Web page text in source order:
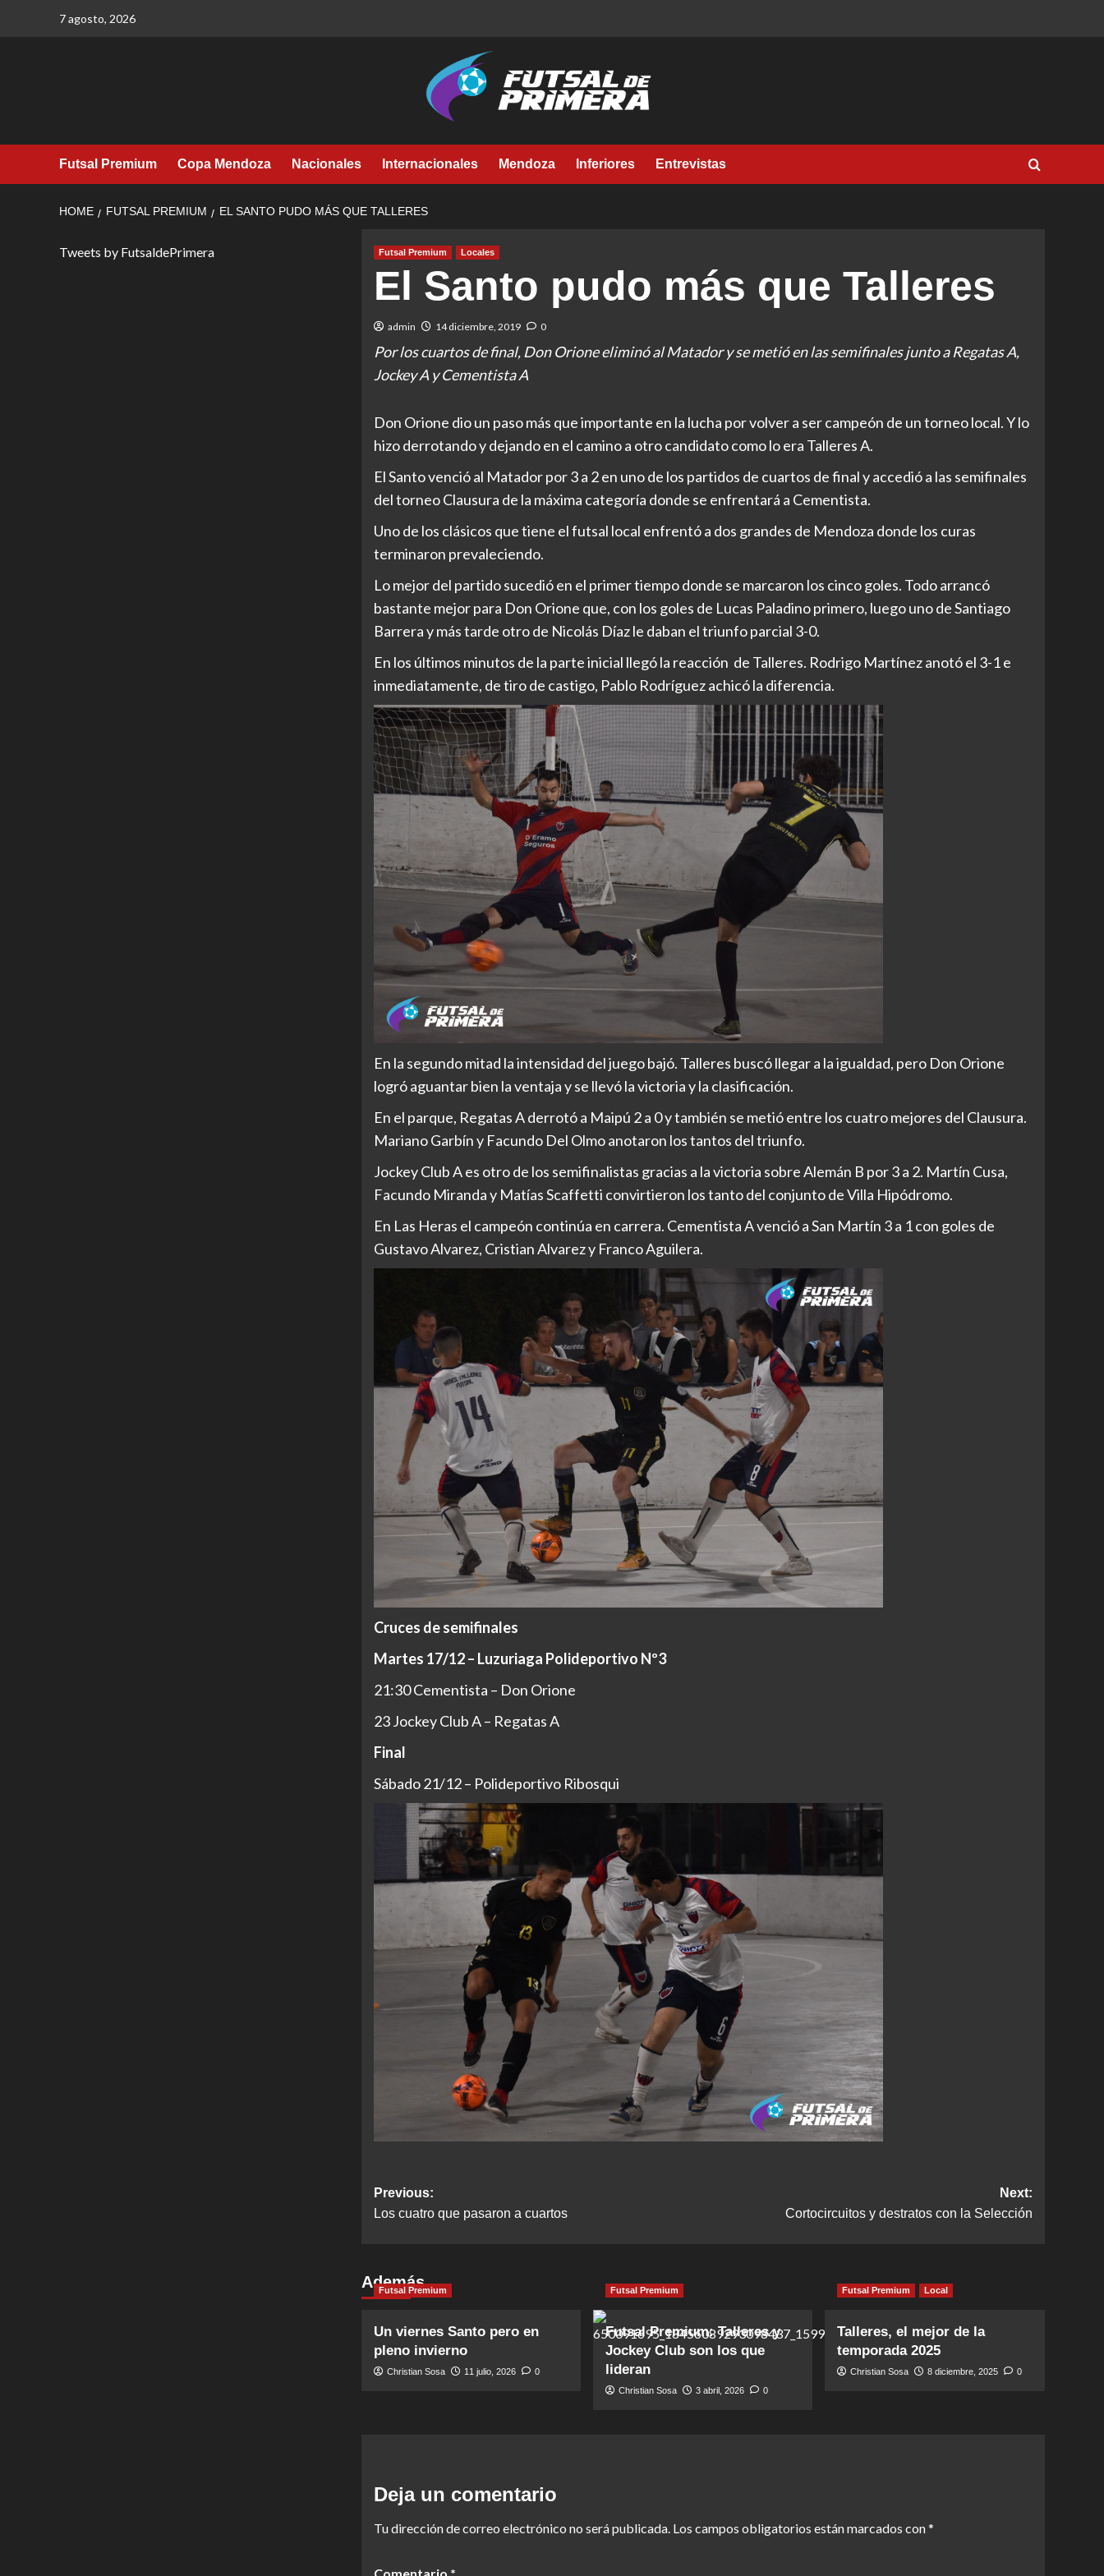
7 agosto, 2026
Futsal Premium Copa Mendoza Nacionales Internacionales Mendoza Inferiores Entrevistas
HOME FUTSAL PREMIUM EL SANTO PUDO MÁS QUE TALLERES
Futsal Premium Locales
El Santo pudo más que Talleres
admin 14 diciembre, 2019 0
Por los cuartos de final, Don Orione eliminó al Matador y se metió en las semifinales junto a Regatas A,
Jockey A y Cementista A
Don Orione dio un paso más que importante en la lucha por volver a ser campeón de un torneo local. Y lo
hizo derrotando y dejando en el camino a otro candidato como lo era Talleres A.
El Santo venció al Matador por 3 a 2 en uno de los partidos de cuartos de final y accedió a las semifinales
del torneo Clausura de la máxima categoría donde se enfrentará a Cementista.
Uno de los clásicos que tiene el futsal local enfrentó a dos grandes de Mendoza donde los curas
terminaron prevaleciendo.
Lo mejor del partido sucedió en el primer tiempo donde se marcaron los cinco goles. Todo arrancó
bastante mejor para Don Orione que, con los goles de Lucas Paladino primero, luego uno de Santiago
Barrera y más tarde otro de Nicolás Díaz le daban el triunfo parcial 3-0.
En los últimos minutos de la parte inicial llegó la reacción de Talleres. Rodrigo Martínez anotó el 3-1 e
inmediatamente, de tiro de castigo, Pablo Rodríguez achicó la diferencia.
En la segundo mitad la intensidad del juego bajó. Talleres buscó llegar a la igualdad, pero Don Orione
logró aguantar bien la ventaja y se llevó la victoria y la clasificación.
En el parque, Regatas A derrotó a Maipú 2 a 0 y también se metió entre los cuatro mejores del Clausura.
Mariano Garbín y Facundo Del Olmo anotaron los tantos del triunfo.
Jockey Club A es otro de los semifinalistas gracias a la victoria sobre Alemán B por 3 a 2. Martín Cusa,
Facundo Miranda y Matías Scaffetti convirtieron los tanto del conjunto de Villa Hipódromo.
En Las Heras el campeón continúa en carrera. Cementista A venció a San Martín 3 a 1 con goles de
Gustavo Alvarez, Cristian Alvarez y Franco Aguilera.
Cruces de semifinales
Martes 17/12 – Luzuriaga Polideportivo Nº3
21:30 Cementista – Don Orione
23 Jockey Club A – Regatas A
Final
Sábado 21/12 – Polideportivo Ribosqui
Post
navigation
Previous:
Los cuatro que pasaron a cuartos
Next:
Cortocircuitos y destratos con la Selección
Además
Futsal Premium
Un viernes Santo pero en
pleno invierno
Christian Sosa 11 julio, 2026 0
Futsal Premium
Futsal Premium: Talleres y
Jockey Club son los que
lideran
Christian Sosa 3 abril, 2026 0
Futsal Premium Local
Talleres, el mejor de la
temporada 2025
Christian Sosa 8 diciembre, 2025 0
Deja un comentario
Tu dirección de correo electrónico no será publicada. Los campos obligatorios están marcados con*
Tweets by FutsaldePrimera